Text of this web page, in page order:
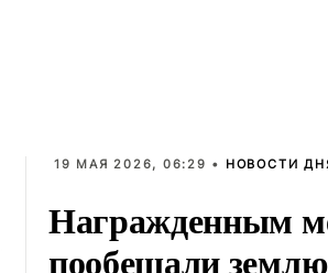
19 МАЯ 2026, 06:29 • НОВОСТИ
Награжденным
пообещали